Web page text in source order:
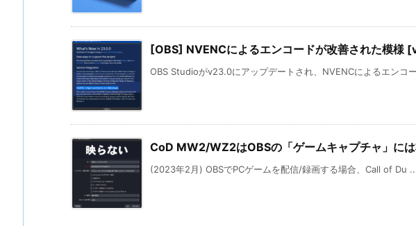
[OBS] NVENCによるエンコードが改善された模様
OBS Studioがv23.0にアップデートされ、NVENCによるエンコ
CoD MW2/WZ2はOBSの「ゲームキャプチャ」に
(2023年2月) OBSでPCゲームを配信/録画する場合、Call of Du